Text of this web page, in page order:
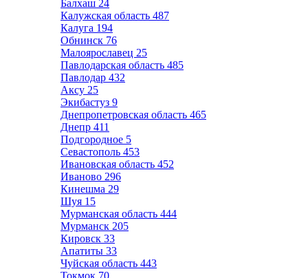
Балхаш 24
Калужская область 487
Калуга 194
Обнинск 76
Малоярославец 25
Павлодарская область 485
Павлодар 432
Аксу 25
Экибастуз 9
Днепропетровская область 465
Днепр 411
Подгородное 5
Севастополь 453
Ивановская область 452
Иваново 296
Кинешма 29
Шуя 15
Мурманская область 444
Мурманск 205
Кировск 33
Апатиты 33
Чуйская область 443
Токмок 70